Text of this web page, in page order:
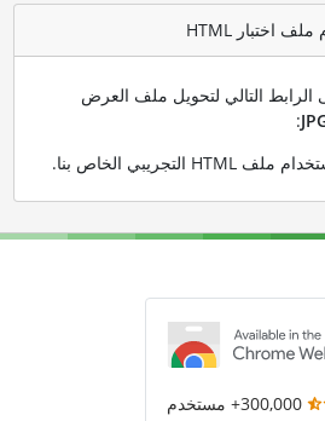
التالي لتحويل ملف العرض
:
.
300,000+ مستخدم